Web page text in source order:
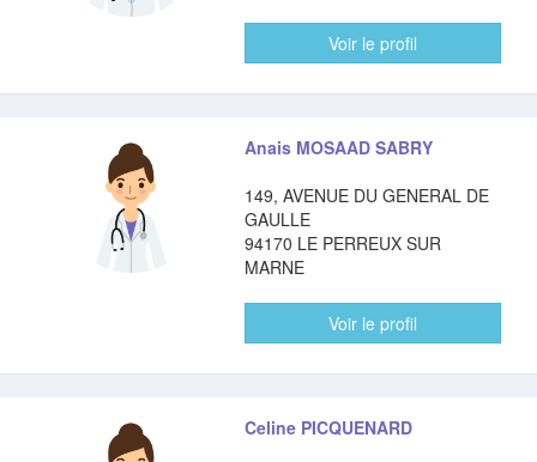
Voir le profil
Anais MOSAAD SABRY
149, AVENUE DU GENERAL DE
GAULLE
94170 LE PERREUX SUR
MARNE
Voir le profil
Celine PICQUENARD